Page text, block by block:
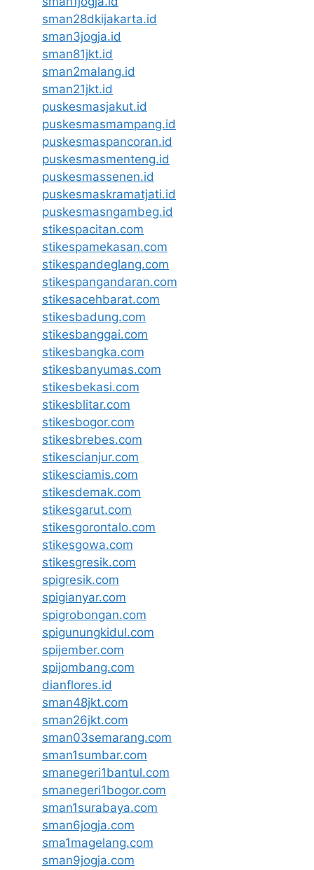
sman28dkijakarta.id
sman3jogja.id
sman81jkt.id
sman2malang.id
sman21jkt.id
puskesmasjakut.id
puskesmasmampang.id
puskesmaspancoran.id
puskesmasmenteng.id
puskesmassenen.id
puskesmaskramatjati.id
puskesmasngambeg.id
stikespacitan.com
stikespamekasan.com
stikespandeglang.com
stikespangandaran.com
stikesacehbarat.com
stikesbadung.com
stikesbanggai.com
stikesbangka.com
stikesbanyumas.com
stikesbekasi.com
stikesblitar.com
stikesbogor.com
stikesbrebes.com
stikescianjur.com
stikesciamis.com
stikesdemak.com
stikesgarut.com
stikesgorontalo.com
stikesgowa.com
stikesgresik.com
spigresik.com
spigianyar.com
spigrobongan.com
spigunungkidul.com
spijember.com
spijombang.com
dianflores.id
sman48jkt.com
sman26jkt.com
sman03semarang.com
sman1sumbar.com
smanegeri1bantul.com
smanegeri1bogor.com
sman1surabaya.com
sman6jogja.com
sma1magelang.com
sman9jogja.com